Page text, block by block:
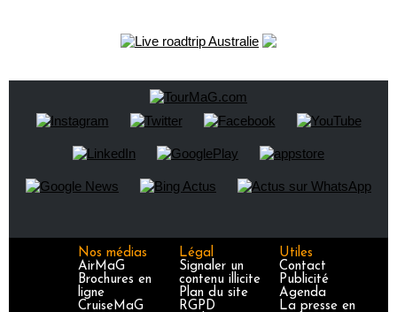
Nos médias
AirMaG
Brochures en
ligne
CruiseMaG
Légal
Signaler un
contenu illicite
Plan du site
RGPD
Utiles
Contact
Publicité
Agenda
La presse en